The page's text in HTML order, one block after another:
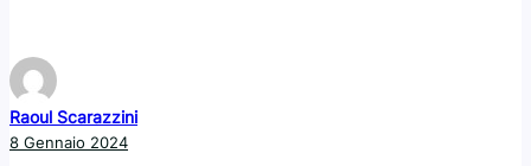
Raoul Scarazzini
8 Gennaio 2024